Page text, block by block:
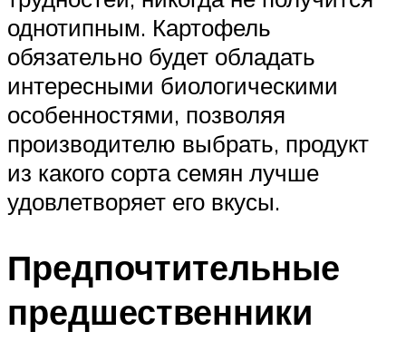
однотипным. Картофель
обязательно будет обладать
интересными биологическими
особенностями, позволяя
производителю выбрать, продукт
из какого сорта семян лучше
удовлетворяет его вкусы.
Предпочтительные
предшественники